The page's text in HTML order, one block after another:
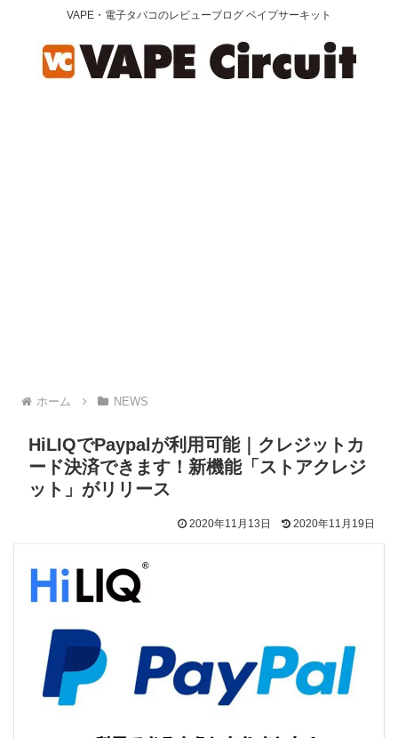
VAPE・電子タバコのレビューブログ ベイプサーキット
ホーム NEWS
HiLIQでPaypalが利用可能｜クレジットカ
ード決済できます！新機能「ストアクレジ
ット」がリリース
2020年11月13日 2020年11月19日